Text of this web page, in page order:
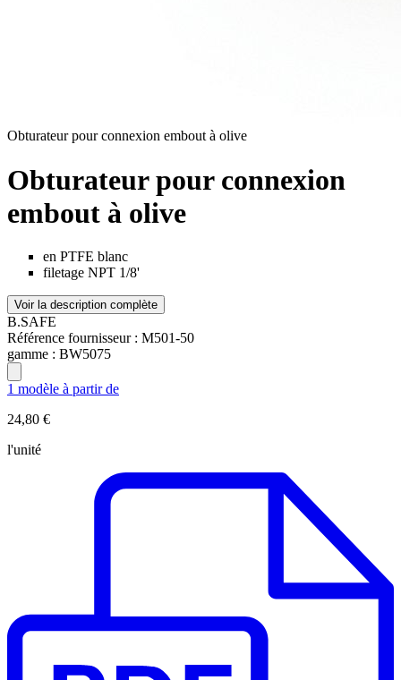
Obturateur pour connexion embout à olive
Obturateur pour connexion
embout à olive
en PTFE blanc
filetage NPT 1/8'
Voir la description complète
B.SAFE
Référence fournisseur : M501-50
gamme : BW5075
1 modèle à partir de
24,80 €
l'unité